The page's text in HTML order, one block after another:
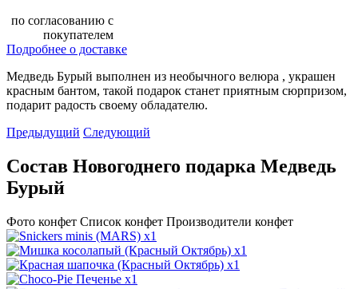
по согласованию с
покупателем
Подробнее о доставке
Медведь Бурый выполнен из необычного велюра , украшен
красным бантом, такой подарок станет приятным сюрпризом,
подарит радость своему обладателю.
Предыдущий Следующий
Состав Новогоднего подарка Медведь
Бурый
Фото конфет Список конфет Производители конфет
x1
x1
x1
x1